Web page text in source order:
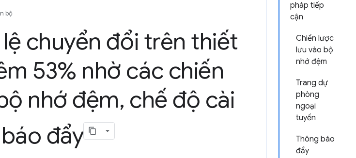
pháp tiếp
cận
Chiến lược
lưu vào bộ
nhớ đệm
Trang dự
phòng
ngoại
tuyến
Thông báo
đẩy
bộ
chuyển đổi trên thiết
53% nhờ các chiến
nhớ đệm, chế độ cài
đẩy